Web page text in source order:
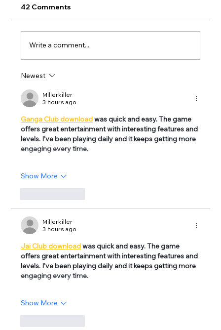
spécialiste ?
42 Comments
Write a comment...
Newest
Millerkiller
3 hours ago
Ganga Club download was quick and easy. The game
offers great entertainment with interesting features and
levels. I’ve been playing daily and it keeps getting more
engaging every time.
Show More
Millerkiller
3 hours ago
Jai Club download was quick and easy. The game
offers great entertainment with interesting features and
levels. I’ve been playing daily and it keeps getting more
engaging every time.
Show More